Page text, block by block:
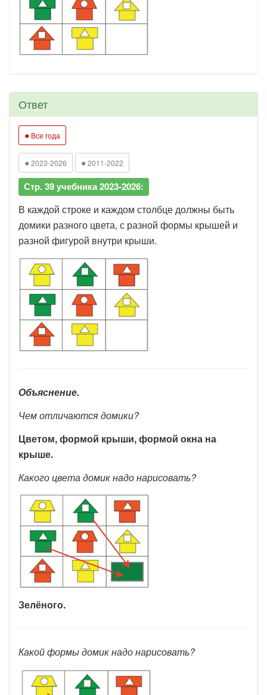
Ответ
● Все года
● 2023-2026 ● 2011-2022
Стр. 39 учебника 2023-2026:
В каждой строке и каждом столбце должны быть
домики разного цвета, с разной формы крышей и
разной фигурой внутри крыши.
Объяснение.
Чем отличаются домики?
Цветом, формой крыши, формой окна на
крыше.
Какого цвета домик надо нарисовать?
Зелёного.
Какой формы домик надо нарисовать?